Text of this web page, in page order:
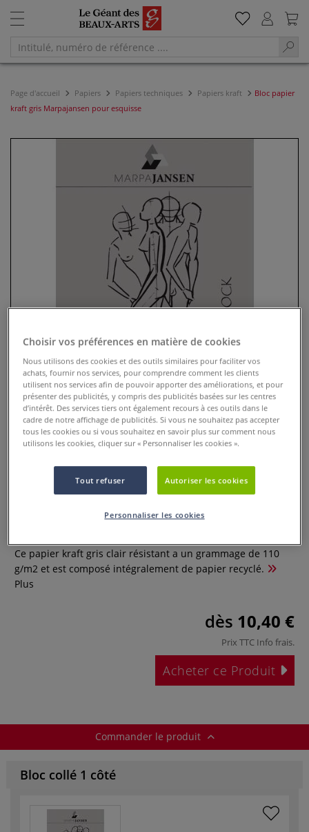
Page d'accueil Papiers Papiers techniques Papiers kraft
Bloc papier
kraft gris Marpajansen pour esquisse
Bloc papier kraft gris
Marpajansen pour esquisse
Ce papier kraft gris clair résistant a un grammage de 110
g/m2 et est composé intégralement de papier recyclé.
Plus
dès 10,40 €
Prix TTC Info frais.
Acheter ce Produit
Commander le produit
Bloc collé 1 côté
Choisir vos préférences en matière de cookies
Nous utilisons des cookies et des outils similaires pour faciliter vos
achats, fournir nos services, pour comprendre comment les clients
utilisent nos services afin de pouvoir apporter des améliorations, et pour
présenter des publicités, y compris des publicités basées sur les centres
d’intérêt. Des services tiers ont également recours à ces outils dans le
cadre de notre affichage de publicités. Si vous ne souhaitez pas accepter
tous les cookies ou si vous souhaitez en savoir plus sur comment nous
utilisons les cookies, cliquer sur « Personnaliser les cookies ».
Tout refuser Autoriser les cookies
Personnaliser les cookies